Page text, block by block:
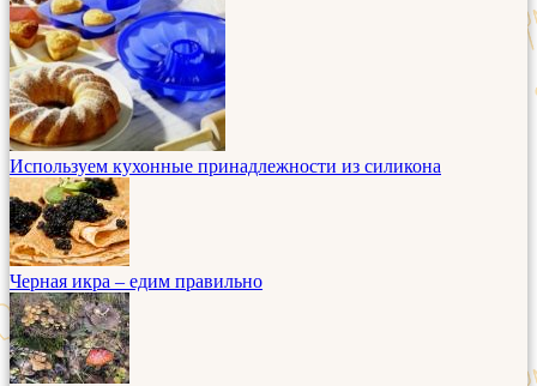
Используем кухонные принадлежности из силикона
Черная икра – едим правильно